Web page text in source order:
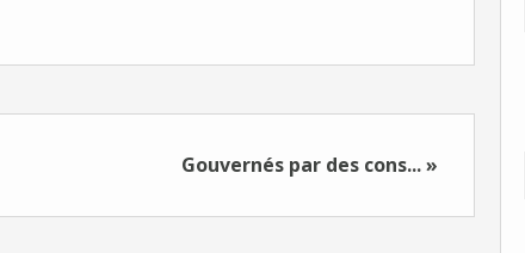
Gouvernés par des cons... »